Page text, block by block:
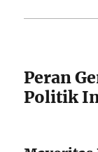
Peran
Politik